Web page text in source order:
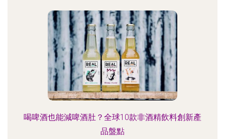
喝啤酒也能減啤酒肚？全球10款非酒精飲料創新產
品盤點